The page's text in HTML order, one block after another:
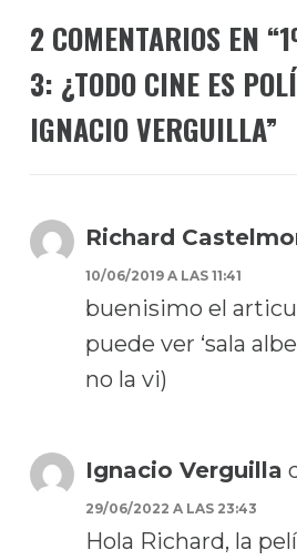
2 COMENTARIOS EN “
3: ¿TODO CINE ES
IGNACIO VERGUILLA”
Richard
10/06/2019 A LAS 11:41
buenisimo el
puede ver ‘sala
no la vi)
Ignacio Verguilla
29/06/2022 A LAS 23:43
Hola Richard, la